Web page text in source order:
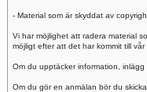
- Material som är skyddat av
Vi har möjlighet att radera material
möjligt efter att det har kommit till vår
Om du upptäcker information,
Om du gör en anmälan bör du